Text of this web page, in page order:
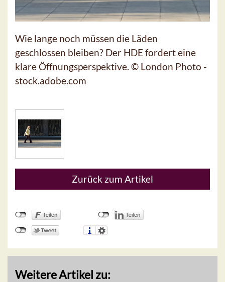
Wie lange noch müssen die Läden
geschlossen bleiben? Der HDE fordert eine
klare Öffnungsperspektive. © London Photo -
stock.adobe.com
Zurück zum Artikel
Weitere Artikel zu: